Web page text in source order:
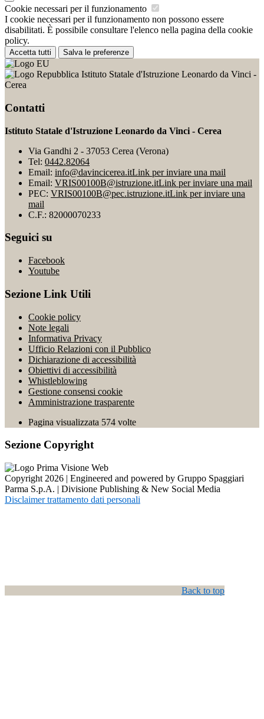
Cookie necessari per il funzionamento
I cookie necessari per il funzionamento non possono essere
disabilitati. È possibile consultare l'elenco nella pagina della cookie
policy.
Accetta tutti Salva le preferenze
Istituto Statale d'Istruzione Leonardo da Vinci -
Cerea
Contatti
Istituto Statale d'Istruzione Leonardo da Vinci - Cerea
Via Gandhi 2 - 37053 Cerea (Verona)
Tel: 0442.82064
Email: info@davincicerea.itLink per inviare una mail
Email: VRIS00100B@istruzione.itLink per inviare una mail
PEC: VRIS00100B@pec.istruzione.itLink per inviare una
mail
C.F.: 82000070233
Seguici su
Facebook
Youtube
Sezione Link Utili
Cookie policy
Note legali
Informativa Privacy
Ufficio Relazioni con il Pubblico
Dichiarazione di accessibilità
Obiettivi di accessibilità
Whistleblowing
Gestione consensi cookie
Amministrazione trasparente
Pagina visualizzata 574 volte
Sezione Copyright
Copyright 2026 | Engineered and powered by Gruppo Spaggiari
Parma S.p.A. | Divisione Publishing & New Social Media
Disclaimer trattamento dati personali
Back to top